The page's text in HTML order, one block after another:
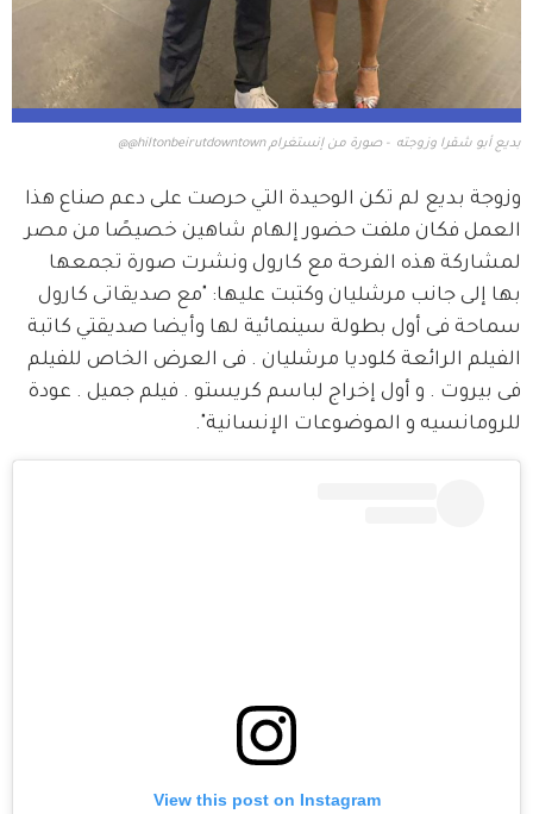
بديع أبو شقرا وزوجته - صورة من إنستغرام hiltonbeirutdowntown@@
وزوجة بديع لم تكن الوحيدة التي حرصت على دعم صناع هذا
العمل فكان ملفت حضور إلهام شاهين خصيصًا من مصر
لمشاركة هذه الفرحة مع كارول ونشرت صورة تجمعها
بها إلى جانب مرشليان وكتبت عليها: "مع صديقاتى كارول
سماحة فى أول بطولة سينمائية لها وأيضا صديقتي كاتبة
الفيلم الرائعة كلوديا مرشليان . فى العرض الخاص للفيلم
فى بيروت . و أول إخراج لباسم كريستو . فيلم جميل . عودة
للرومانسيه و الموضوعات الإنسانية".
View this post on Instagram